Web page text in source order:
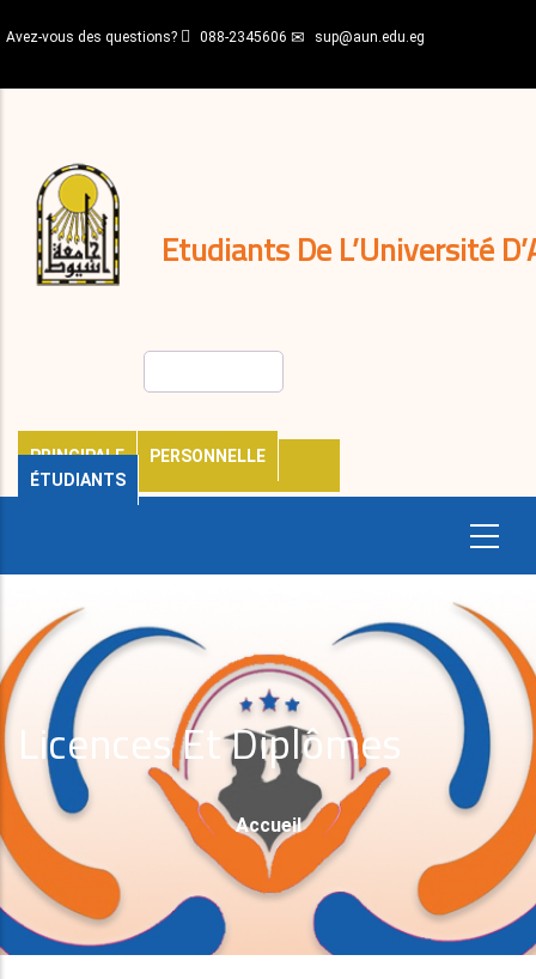
au
principal
Avez-vous des questions? 088-2345606 sup@aun.edu.eg
Etudiants De L’Université
PRINCIPALE
PERSONNELLE
ÉTUDIANTS
décisions
Expatriés
Journal
Licences Et Diplômes
Fil
D'Ariane
Accueil